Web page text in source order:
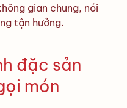
gian chung, nói
tận hưởng.
đặc sản
món